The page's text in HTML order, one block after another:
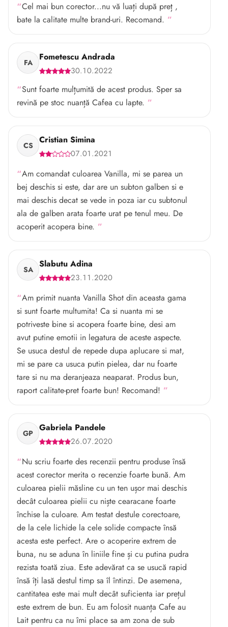
Cel mai bun corector...nu vă luați după preț ,
bate la calitate multe brand-uri. Recomand.
FA Fometescu Andrada
30.10.2022
Sunt foarte mulțumită de acest produs. Sper sa
revină pe stoc nuanță Cafea cu lapte.
CS Cristian Simina
07.01.2021
Am comandat culoarea Vanilla, mi se parea un
bej deschis si este, dar are un subton galben si e
mai deschis decat se vede in poza iar cu subtonul
ala de galben arata foarte urat pe tenul meu. De
acoperit acopera bine.
SA Slabutu Adina
23.11.2020
Am primit nuanta Vanilla Shot din aceasta gama
si sunt foarte multumita! Ca si nuanta mi se
potriveste bine si acopera foarte bine, desi am
avut putine emotii in legatura de aceste aspecte.
Se usuca destul de repede dupa aplucare si mat,
mi se pare ca usuca putin pielea, dar nu foarte
tare si nu ma deranjeaza neaparat. Produs bun,
raport calitate-pret foarte bun! Recomand!
GP Gabriela Pandele
26.07.2020
Nu scriu foarte des recenzii pentru produse însă
acest corector merita o recenzie foarte bună. Am
culoarea pielii măsline cu un ten ușor mai deschis
decât culoarea pielii cu niște cearacane foarte
închise la culoare. Am testat destule corectoare,
de la cele lichide la cele solide compacte însă
acesta este perfect. Are o acoperire extrem de
buna, nu se aduna în liniile fine și cu putina pudra
rezista toată ziua. Este adevărat ca se usucă rapid
însă îți lasă destul timp sa îl întinzi. De asemena,
cantitatea este mai mult decât suficienta iar prețul
este extrem de bun. Eu am folosit nuanța Cafe au
Lait pentru ca nu îmi place sa am zona de sub